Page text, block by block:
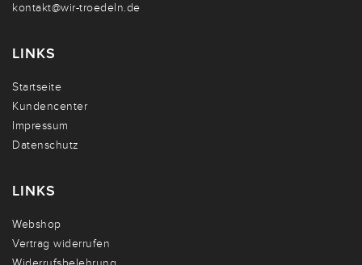
kontakt@wir-troedeln.de
LINKS
Startseite
Kundencenter
Impressum
Datenschutz
LINKS
Webshop
Vertrag widerrufen